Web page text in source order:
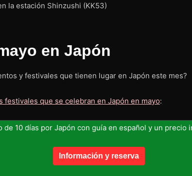
la estación Shinzushi (KK53)
en Japón
y festivales que tienen lugar en Japón este mes?
festivales que se celebran en Japón en mayo:
de 10 días por Japón con guía en español y un precio
Información y reserva